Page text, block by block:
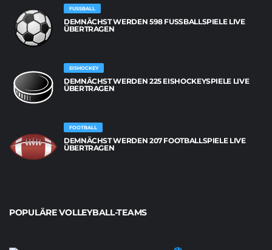
FUSSBALL
DEMNÄCHST WERDEN 598 FUSSBALLSPIELE LIVE Ü
BERTRAGEN
EISHOCKEY
DEMNÄCHST WERDEN 225 EISHOCKEYSPIELE LIVE
ÜBERTRAGEN
FOOTBALL
DEMNÄCHST WERDEN 207 FOOTBALLSPIELE LIVE
ÜBERTRAGEN
POPULÄRE VOLLEYBALL-TEAMS